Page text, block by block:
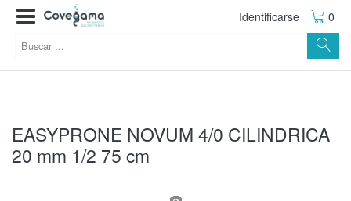
Identificarse 0
EASYPRONE NOVUM 4/0 CILINDRICA
20 mm 1/2 75 cm